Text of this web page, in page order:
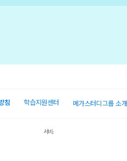
침 학습지원센터 메가스터디그룹 소개
서비스 가입사실 확인